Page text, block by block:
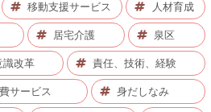
移動支援サービス 人材育成
居宅介護 泉区
識改革 責任、技術、経験
サービス 身だしなみ